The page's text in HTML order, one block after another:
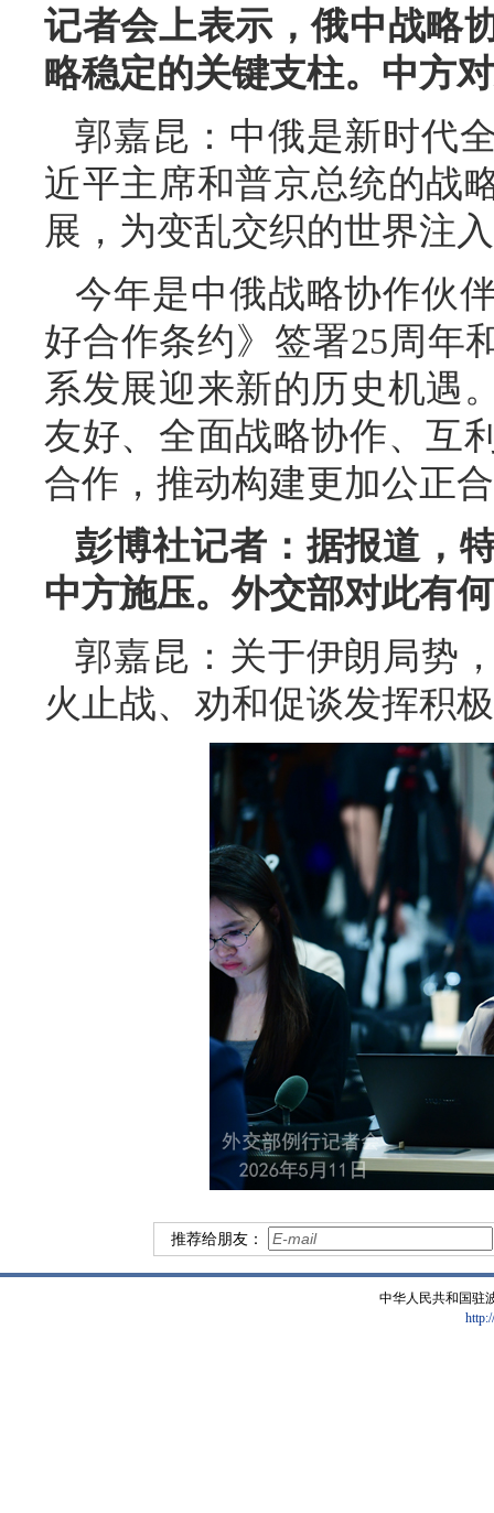
记者会上表示，俄中战略
略稳定的关键支柱。中方
郭嘉昆：中俄是新时代
近平主席和普京总统的战
展，为变乱交织的世界注
今年是中俄战略协作伙
好合作条约》签署25周年
系发展迎来新的历史机遇
友好、全面战略协作、互
合作，推动构建更加公正
彭博社记者：据报道，
中方施压。外交部对此有
郭嘉昆：关于伊朗局势
火止战、劝和促谈发挥积
推荐给朋友：
中华人民共和国驻